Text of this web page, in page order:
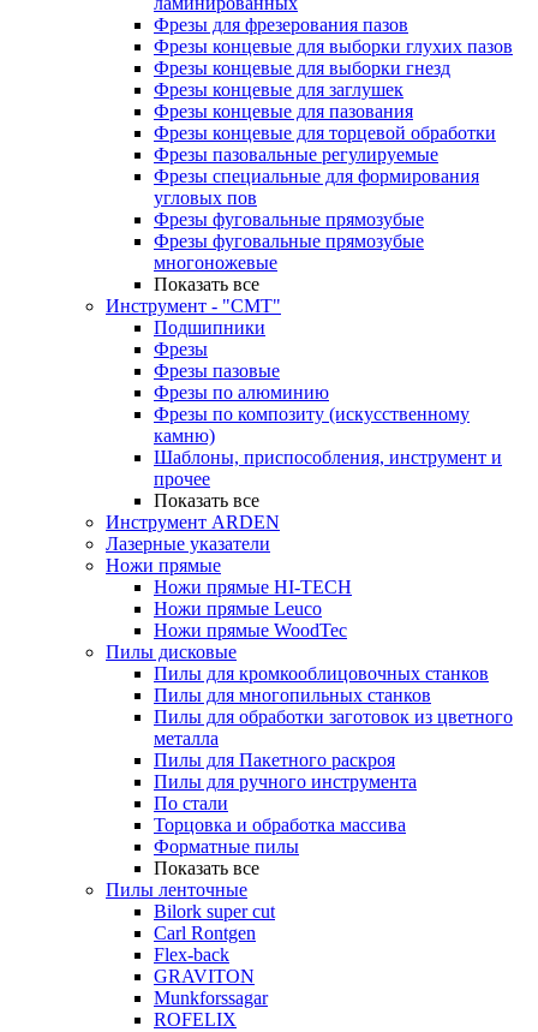
Фрезы для фрезерования пазов
Фрезы концевые для выборки глухих пазов
Фрезы концевые для выборки гнезд
Фрезы концевые для заглушек
Фрезы концевые для пазования
Фрезы концевые для торцевой обработки
Фрезы пазовальные регулируемые
Фрезы специальные для формирования
угловых пов
Фрезы фуговальные прямозубые
Фрезы фуговальные прямозубые
многоножевые
Показать все
Инструмент - "СМТ"
Подшипники
Фрезы
Фрезы пазовые
Фрезы по алюминию
Фрезы по композиту (искусственному
камню)
Шаблоны, приспособления, инструмент и
прочее
Показать все
Инструмент ARDEN
Лазерные указатели
Ножи прямые
Ножи прямые HI-TECH
Ножи прямые Leuco
Ножи прямые WoodTec
Пилы дисковые
Пилы для кромкооблицовочных станков
Пилы для многопильных станков
Пилы для обработки заготовок из цветного
металла
Пилы для Пакетного раскроя
Пилы для ручного инструмента
По стали
Торцовка и обработка массива
Форматные пилы
Показать все
Пилы ленточные
Bilork super cut
Carl Rontgen
Flex-back
GRAVITON
Munkforssagar
ROFELIX